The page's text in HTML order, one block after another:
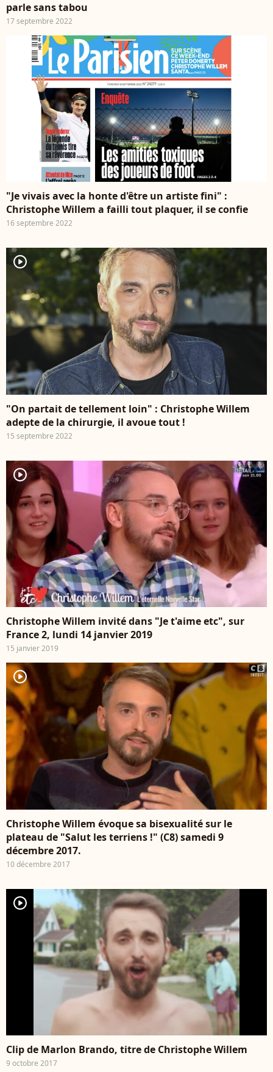
parle sans tabou
17 septembre 2022
"Je vivais avec la honte d'être un artiste fini" :
Christophe Willem a failli tout plaquer, il se confie
16 septembre 2022
player2
"On partait de tellement loin" : Christophe Willem
adepte de la chirurgie, il avoue tout !
15 septembre 2022
player2
Christophe Willem invité dans "Je t'aime etc", sur
France 2, lundi 14 janvier 2019
15 janvier 2019
player2
Christophe Willem évoque sa bisexualité sur le
plateau de "Salut les terriens !" (C8) samedi 9
décembre 2017.
10 décembre 2017
player2
Clip de Marlon Brando, titre de Christophe Willem
9 octobre 2017